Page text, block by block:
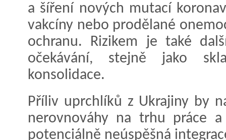
a šíření nových mutací
vakcíny nebo prodělané
ochranu. Rizikem je také
očekávání, stejně jako
konsolidace.
Příliv uprchlíků z Ukrajiny by
nerovnováhy na trhu práce
potenciálně neúspěšná